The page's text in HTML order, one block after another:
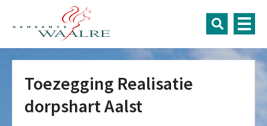
Toezegging Realisatie
dorpshart Aalst